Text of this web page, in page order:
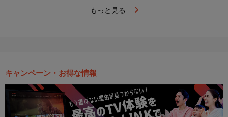
もっと見る
キャンペーン・お得な情報